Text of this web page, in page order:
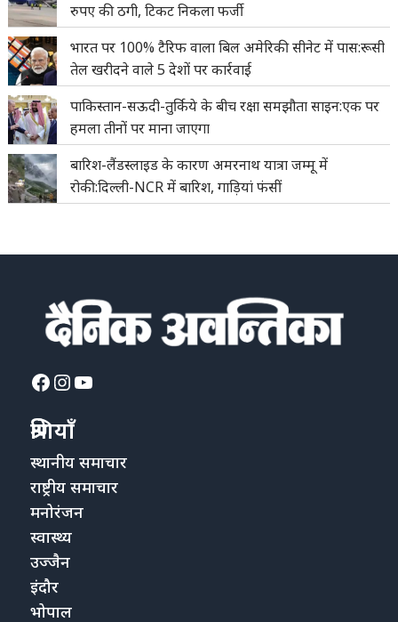
रुपए की ठगी, टिकट निकला फर्जी
भारत पर 100% टैरिफ वाला बिल अमेरिकी सीनेट में पास:रूसी
तेल खरीदने वाले 5 देशों पर कार्रवाई
पाकिस्तान-सऊदी-तुर्किये के बीच रक्षा समझौता साइन:एक पर
हमला तीनों पर माना जाएगा
बारिश-लैंडस्लाइड के कारण अमरनाथ यात्रा जम्मू में
रोकी:दिल्ली-NCR में बारिश, गाड़ियां फंसीं
Facebook
Instagram
YouTube
श्रेणियाँ
स्थानीय समाचार
राष्ट्रीय समाचार
मनोरंजन
स्वास्थ्य
उज्जैन
इंदौर
भोपाल